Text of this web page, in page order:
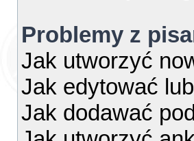
Problemy z
Jak utworzyć
Jak edytować
Jak dodawać